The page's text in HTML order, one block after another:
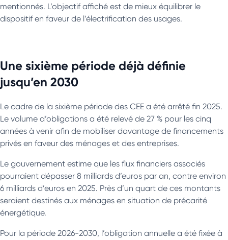
mentionnés. L’objectif affiché est de mieux équilibrer le
dispositif en faveur de l’électrification des usages.
Une sixième période déjà définie
jusqu’en 2030
Le cadre de la sixième période des CEE a été arrêté fin 2025.
Le volume d’obligations a été relevé de 27 % pour les cinq
années à venir afin de mobiliser davantage de financements
privés en faveur des ménages et des entreprises.
Le gouvernement estime que les flux financiers associés
pourraient dépasser 8 milliards d’euros par an, contre environ
6 milliards d’euros en 2025. Près d’un quart de ces montants
seraient destinés aux ménages en situation de précarité
énergétique.
Pour la période 2026-2030, l’obligation annuelle a été fixée à